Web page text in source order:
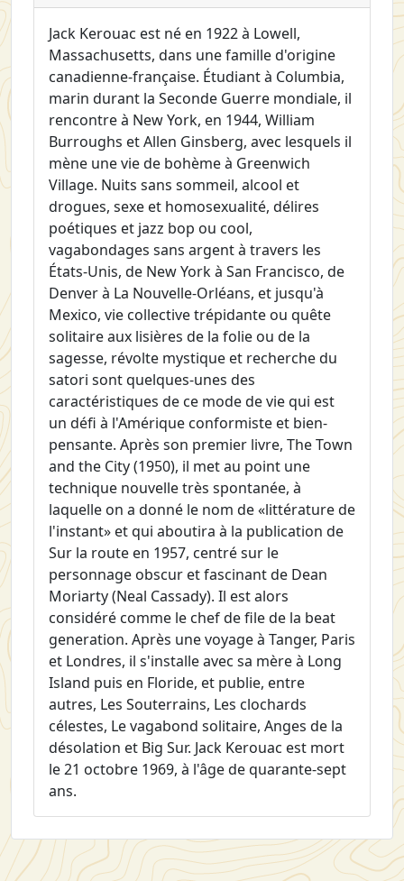
Jack Kerouac est né en 1922 à Lowell,
Massachusetts, dans une famille d'origine
canadienne-française. Étudiant à Columbia,
marin durant la Seconde Guerre mondiale, il
rencontre à New York, en 1944, William
Burroughs et Allen Ginsberg, avec lesquels il
mène une vie de bohème à Greenwich
Village. Nuits sans sommeil, alcool et
drogues, sexe et homosexualité, délires
poétiques et jazz bop ou cool,
vagabondages sans argent à travers les
États-Unis, de New York à San Francisco, de
Denver à La Nouvelle-Orléans, et jusqu'à
Mexico, vie collective trépidante ou quête
solitaire aux lisières de la folie ou de la
sagesse, révolte mystique et recherche du
satori sont quelques-unes des
caractéristiques de ce mode de vie qui est
un défi à l'Amérique conformiste et bien-
pensante. Après son premier livre, The Town
and the City(1950), il met au point une
technique nouvelle très spontanée, à
laquelle on a donné le nom de «littérature de
l'instant» et qui aboutira à la publication de
Sur la route en 1957, centré sur le
personnage obscur et fascinant de Dean
Moriarty (Neal Cassady). Il est alors
considéré comme le chef de file de la beat
generation. Après une voyage à Tanger, Paris
et Londres, il s'installe avec sa mère à Long
Island puis en Floride, et publie, entre
autres, Les Souterrains, Les clochards
célestes, Le vagabond solitaire, Anges de la
désolation et Big Sur. Jack Kerouac est mort
le 21 octobre 1969, à l'âge de quarante-sept
ans.